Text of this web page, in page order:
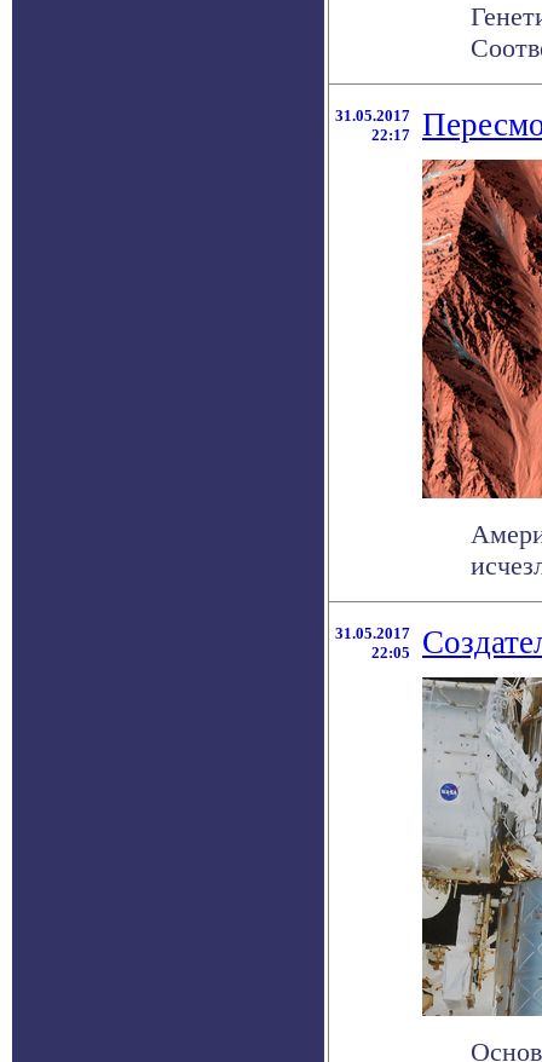
31.05.2017
22:17
31.05.2017
22:05